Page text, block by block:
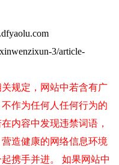
3/article-
规定，网站中若含有广
作为任何人任何行为的
内容中发现违禁词语，
造健康的网络信息环境
携手并进。 如果网站中